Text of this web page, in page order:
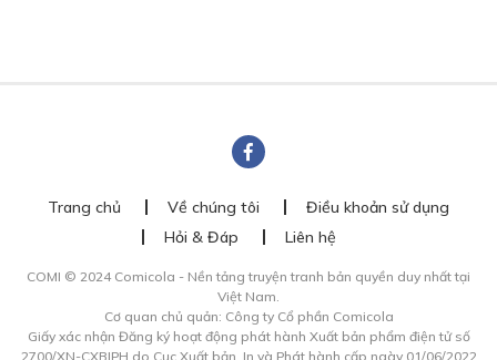
Trang chủ Về chúng tôi
Điều khoản sử dụng
Hỏi & Đáp
Liên hệ
COMI © 2024 Comicola - Nền tảng truyện tranh bản quyền duy nhất tại
Việt Nam.
Cơ quan chủ quản: Công ty Cổ phần Comicola
Giấy xác nhận Đăng ký hoạt động phát hành Xuất bản phẩm điện tử số
2700/XN-CXBIPH do Cục Xuất bản, In và Phát hành cấp ngày 01/06/2022